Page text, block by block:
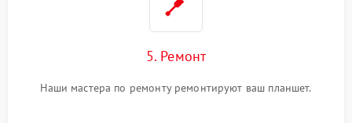
5. Ремонт
Наши мастера по ремонту ремонтируют ваш планшет.